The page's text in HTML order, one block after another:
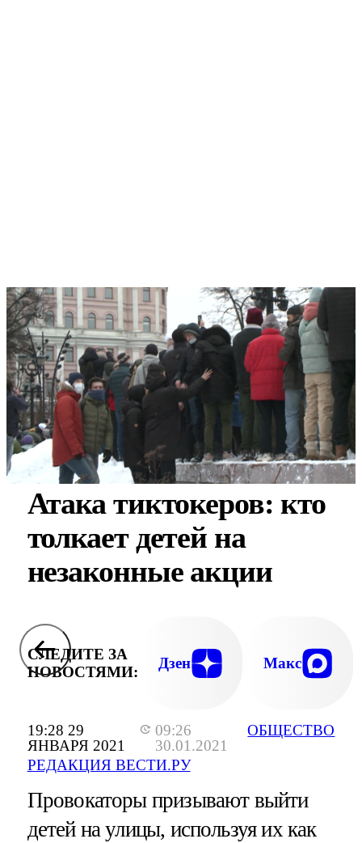
19:28 29
ЯНВАРЯ 2021
09:26
30.01.2021
РЕДАКЦИЯ ВЕСТИ.РУ
ОБЩЕСТВО
Атака тиктокеров: кто
толкает детей на
незаконные акции
СЛЕДИТЕ ЗА
НОВОСТЯМИ:
Дзен Макс
Провокаторы призывают выйти
детей на улицы, используя их как